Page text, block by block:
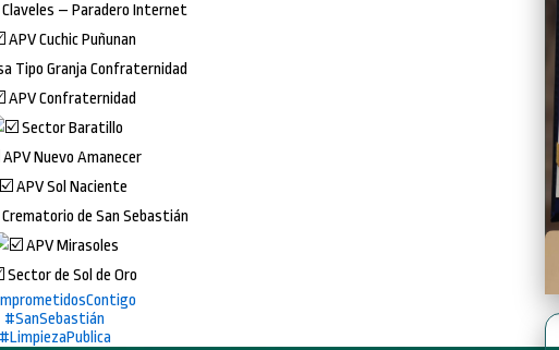
Claveles – Paradero Internet
APV Cuchic Puñunan
Tipo Granja Confraternidad
APV Confraternidad
Sector Baratillo
APV Nuevo Amanecer
APV Sol Naciente
de San Sebastián
APV Mirasoles
Sector de Sol de Oro
#SanSebastián
#LimpiezaPublica